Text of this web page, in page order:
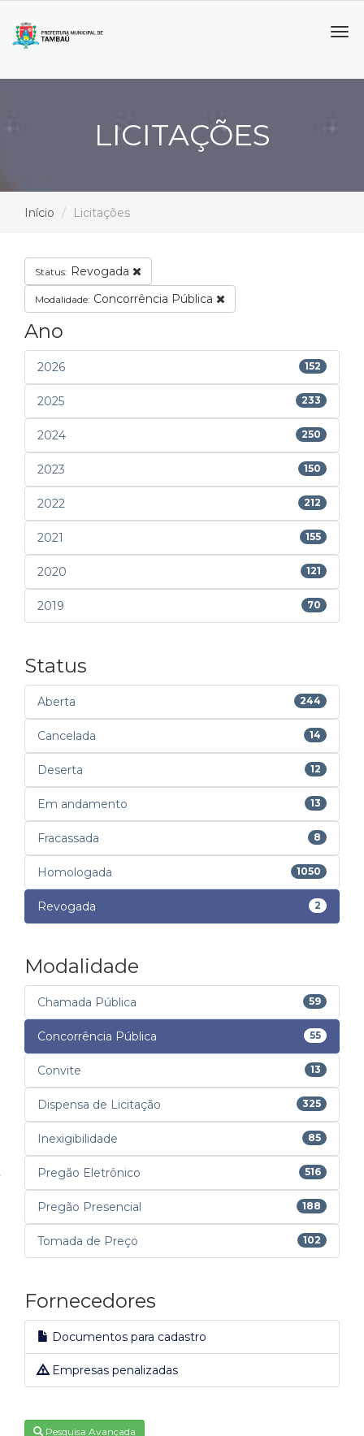
LICITAÇÕES
Início Licitações
Status: Revogada
Modalidade: Concorrência Pública
Ano
2026 152
2025 233
2024 250
2023 150
2022 212
2021 155
2020 121
2019 70
Status
Aberta 244
Cancelada 14
Deserta 12
Em andamento 13
Fracassada 8
Homologada 1050
Revogada 2
Modalidade
Chamada Pública 59
Concorrência Pública 55
Convite 13
Dispensa de Licitação 325
Inexigibilidade 85
Pregão Eletrônico 516
Pregão Presencial 188
Tomada de Preço 102
Fornecedores
Documentos para cadastro
Empresas penalizadas
Pesquisa Avançada